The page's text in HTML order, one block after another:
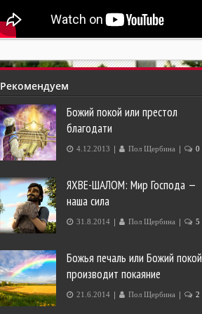
Рекомендуем
Божий покой или престол
благодати
4.12.2013 | Пол Щербина | 0
ЯХВЕ-ШАЛОМ: Мир Господа —
наша сила
31.8.2014 | Пол Щербина | 5
Божья печаль или Божий покой
производит покаяние
21.6.2014 | Пол Щербина | 2